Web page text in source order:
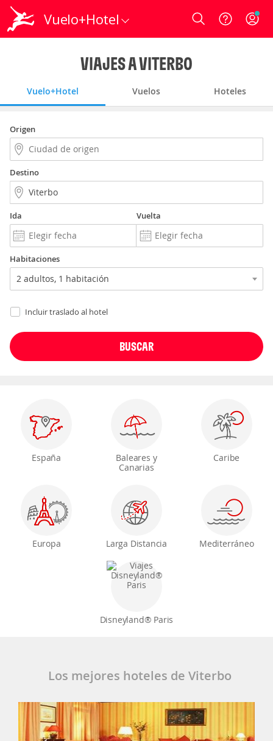
Vuelo+Hotel Login
VIAJES A VITERBO
Vuelo+Hotel Vuelos Hoteles
Origen
Destino
Ida Vuelta
Habitaciones
Incluir traslado al hotel
España
Baleares y
Canarias
Caribe
Europa Larga Distancia Mediterráneo
Disneyland® Paris
Los mejores hoteles de Viterbo